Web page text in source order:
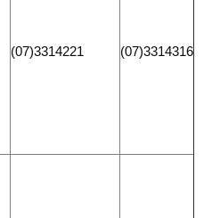
(07)3314221 (07)3314316